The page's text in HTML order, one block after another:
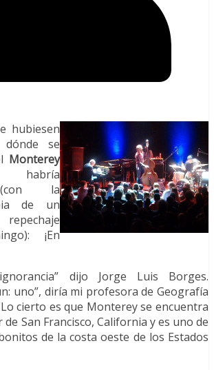
hubiesen
se
Monterey
(con la
de un
¡En
dijo Jorge Luis Borges.
uno”, diría mi profesora de Geografía
cierto es que Monterey se encuentra
de San Francisco, California y es uno de
de la costa oeste de los Estados